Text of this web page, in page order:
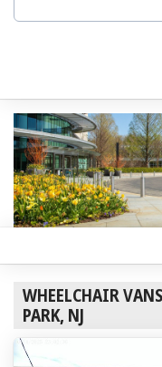
WHEELCHAIR
PARK, NJ